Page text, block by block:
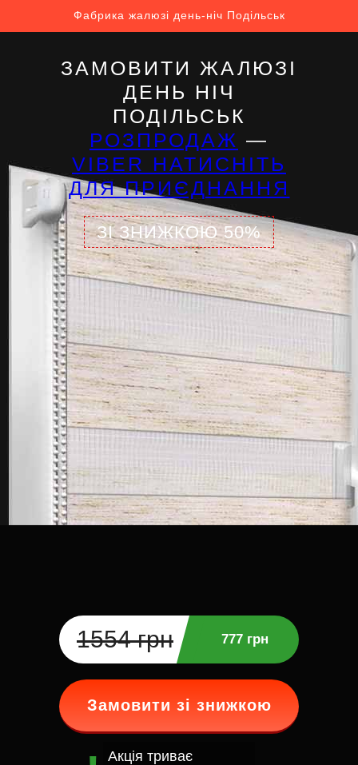
Фабрика жалюзі день-ніч Подільськ
ЗАМОВИТИ ЖАЛЮЗІ
ДЕНЬ НІЧ
ПОДІЛЬСЬК
РОЗПРОДАЖ —
VIBER НАТИСНІТЬ
ДЛЯ ПРИЄДНАННЯ
ЗІ ЗНИЖКОЮ 50%
1554 грн 777 грн
Замовити зі знижкою
Акція триває